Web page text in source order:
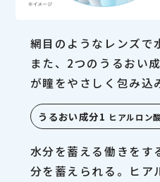
網目のようなレンズで
また、2つのうるおい
が瞳をやさしく包み込
うるおい成分1 ヒアルロン
水分を蓄える働きを
分を蓄えられる。ヒア